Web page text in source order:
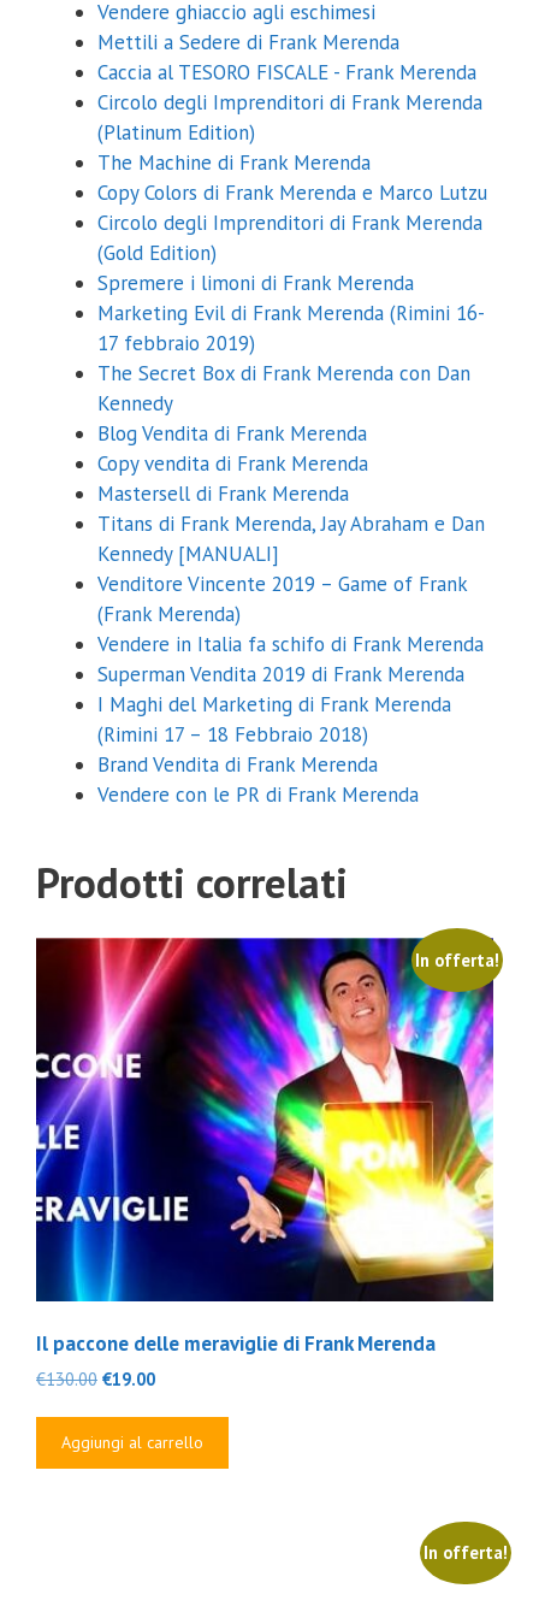
Vendere ghiaccio agli eschimesi
Mettili a Sedere di Frank Merenda
Caccia al TESORO FISCALE - Frank Merenda
Circolo degli Imprenditori di Frank Merenda
(Platinum Edition)
The Machine di Frank Merenda
Copy Colors di Frank Merenda e Marco Lutzu
Circolo degli Imprenditori di Frank Merenda
(Gold Edition)
Spremere i limoni di Frank Merenda
Marketing Evil di Frank Merenda (Rimini 16-
17 febbraio 2019)
The Secret Box di Frank Merenda con Dan
Kennedy
Blog Vendita di Frank Merenda
Copy vendita di Frank Merenda
Mastersell di Frank Merenda
Titans di Frank Merenda, Jay Abraham e Dan
Kennedy [MANUALI]
Venditore Vincente 2019 – Game of Frank
(Frank Merenda)
Vendere in Italia fa schifo di Frank Merenda
Superman Vendita 2019 di Frank Merenda
I Maghi del Marketing di Frank Merenda
(Rimini 17 – 18 Febbraio 2018)
Brand Vendita di Frank Merenda
Vendere con le PR di Frank Merenda
Prodotti correlati
In offerta!
Il paccone delle meraviglie di Frank Merenda
€130.00 Il
era:
€19.00Il
è:
Aggiungi al carrello
In offerta!
Inserisci sotto la tua email e riceverai il coupon con uno sconto del
Inviami il coupon
Non mi interessa
La tua email non verrà comunicata a nessuno e per
nessuna ragione.